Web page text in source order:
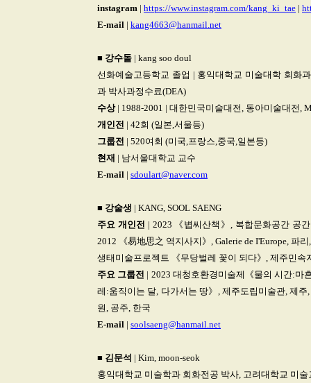
instagram | https://www.instagram.com/kang_ki_tae |
E-mail | kang4663@hanmail.net
■ 강수돌 | kang soo doul
선화예술고등학교 졸업 | 홍익대학교 미술대학 회화
과 박사과정수료(DEA)
수상| 1988-2001 | 대한민국미술대전, 동아미술대전,
개인전 | 42회 (일본,서울등)
그룹전 | 520여회 (미국,프랑스,중국,일본등)
현재 | 남서울대학교 교수
E-mail | sdoulart@naver.com
■ 강술생 | KANG, SOOL SAENG
주요 개인전 | 2023 《볍씨산책》, 복합문화공간 공
2012 《易地思之 역지사지》, Galerie de I'Europe, 파
생태미술프로젝트 《무당벌레 꽃이 되다》, 제주민속
주요 그룹전 | 2023 대청호환경미술제《물의 시간:마
레:움직이는 달, 다가서는 땅》, 제주도립미술관, 제
원, 공주, 한국
E-mail | soolsaeng@hanmail.net
■ 김문석 | Kim, moon-seok
홍익대학교 미술학과 회화전공 박사, 고려대학교 미